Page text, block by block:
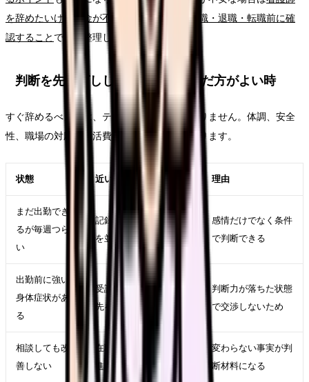
を辞めたいけどお金が不安な時の考え方｜休職・退職・転職前に確
認すること で先に整理してください。
判断を先延ばししてよい時・急いだ方がよい時
すぐ辞めるべきかは、テーマ名だけでは決まりません。体調、安全
性、職場の対応、生活費、次の選択肢で変わります。
状態 近い対応 理由
まだ出勤でき
るが毎週つら
い
記録、相談、求人比較
を並行する
感情だけでなく条件
で判断できる
出勤前に強い
身体症状があ
る
受診、休養、公的相談
先を優先する
判断力が落ちた状態
で交渉しないため
相談しても改
善しない
在職転職や退職準備を
進める
変わらない事実が判
断材料になる